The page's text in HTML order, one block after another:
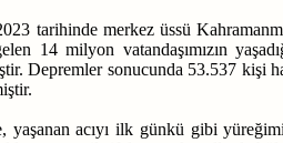
tarihinde merkez üssü
14 milyon vatandaşımızın
Depremler sonucunda 53.537 kişi
yaşanan acıyı ilk günkü gibi